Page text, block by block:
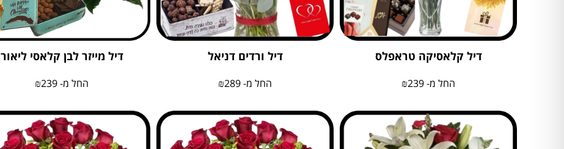
דיל קלאסיקה טראפלס
החל מ- ₪239
דיל ורדים דניאל
החל מ- ₪289
דיל מייזר לבן קלאסי ליאור
החל מ- ₪239